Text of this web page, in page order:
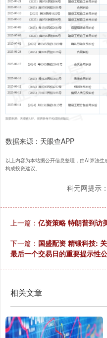
数据来源：天眼查APP
以上内容为本站据公开信息整理，由AI算法
构成投资建议。
科元网提示
上一篇： 亿资策略 特朗普到访
下一篇： 国盛配资 精锻科技:
最后一个交易日的重要提示性
相关文章